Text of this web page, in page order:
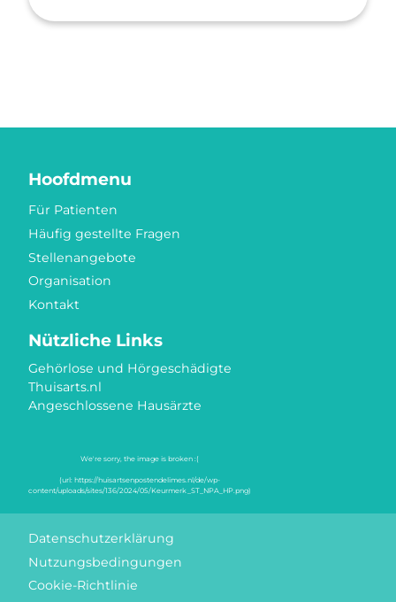
Hoofdmenu
Für Patienten
Häufig gestellte Fragen
Stellenangebote
Organisation
Kontakt
Nützliche Links
Gehörlose und Hörgeschädigte
Thuisarts.nl
Angeschlossene Hausärzte
Datenschutzerklärung
Nutzungsbedingungen
Cookie-Richtlinie